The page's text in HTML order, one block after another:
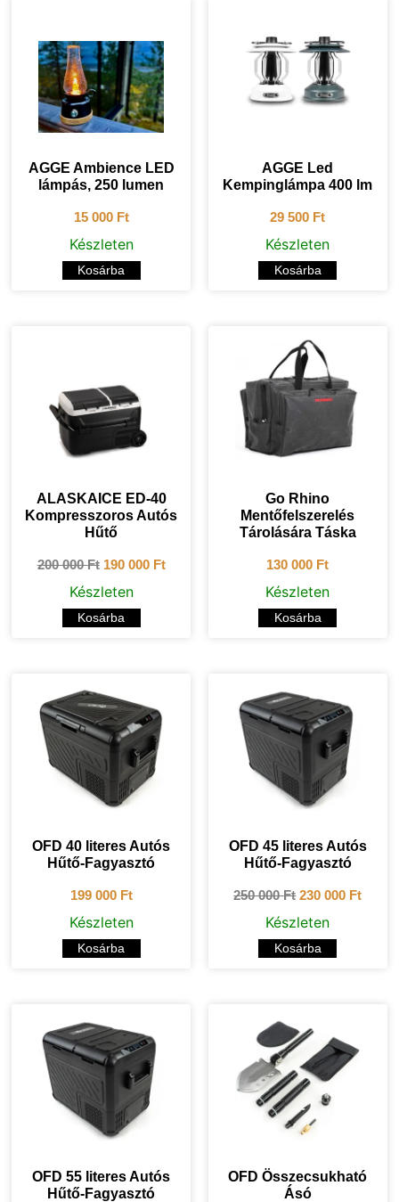
AGGE Ambience LED
lámpás, 250 lumen
15 000 Ft
Készleten
Kosárba
AGGE Led
Kempinglámpa 400 lm
29 500 Ft
Készleten
Kosárba
ALASKAICE ED-40
Kompresszoros Autós
Hűtő
200 000Ft 190 000 Ft
Készleten
Kosárba
Go Rhino
Mentőfelszerelés
Tárolására Táska
130 000 Ft
Készleten
Kosárba
OFD 40 literes Autós
Hűtő-Fagyasztó
199 000 Ft
Készleten
Kosárba
OFD 45 literes Autós
Hűtő-Fagyasztó
250 000Ft 230 000 Ft
Készleten
Kosárba
OFD 55 literes Autós
Hűtő-Fagyasztó
OFD Összecsukható
Ásó